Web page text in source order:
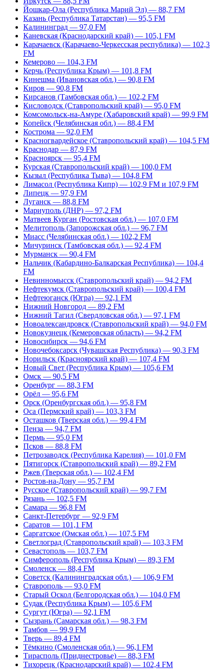
Йошкар-Ола (Республика Марий Эл) — 88,7 FM
Казань (Республика Татарстан) — 95,5 FM
Калининград — 97,0 FM
Каневская (Краснодарский край) — 105,1 FM
Карачаевск (Карачаево-Черкесская республика) — 102,3
FM
Кемерово — 104,3 FM
Керчь (Республика Крым) — 101,8 FM
Кинешма (Ивановская обл.) — 90,8 FM
Киров — 90,8 FM
Кирсанов (Тамбовская обл.) — 102,2 FM
Кисловодск (Ставропольский край) — 95,0 FM
Комсомольск-на-Амуре (Хабаровский край) — 99,9 FM
Копейск (Челябинская обл.) — 88,4 FM
Кострома — 92,0 FM
Красногвардейское (Ставропольский край) — 104,5 FM
Краснодар — 87,9 FM
Красноярск — 95,4 FM
Курская (Ставропольский край) — 100,0 FM
Кызыл (Республика Тыва) — 104,8 FM
Лимасол (Республика Кипр) — 102,9 FM и 107,9 FM
Липецк — 97,9 FM
Луганск — 88,8 FM
Мариуполь (ДНР) — 97,2 FM
Матвеев Курган (Ростовская обл.) — 107,0 FM
Мелитополь (Запорожская обл.) — 96,7 FM
Миасс (Челябинская обл.) — 102,2 FM
Мичуринск (Тамбовская обл.) — 92,4 FM
Мурманск — 90,4 FM
Нальчик (Кабардино-Балкарская Республика) — 104,4
FM
Невинномысск (Ставропольский край) — 94,2 FM
Нефтекумск (Ставропольский край) — 100,4 FM
Нефтеюганск (Югра) — 92,1 FM
Нижний Новгород — 89,2 FM
Нижний Тагил (Свердловская обл.) — 97,1 FM
Новоалександровск (Ставропольский край) — 94,0 FM
Новокузнецк (Кемеровская область) — 94,2 FM
Новосибирск — 94,6 FM
Новочебоксарск (Чувашская Республика) — 90,3 FM
Норильск (Красноярский край) — 107,4 FM
Новый Свет (Республика Крым) — 105,6 FM
Омск — 90,5 FM
Оренбург — 88,3 FM
Орёл — 95,6 FM
Орск (Оренбургская обл.) — 95,8 FM
Оса (Пермский край) — 103,3 FM
Осташков (Тверская обл.) — 99,4 FM
Пенза — 94,7 FM
Пермь — 95,0 FM
Псков — 88,8 FM
Петрозаводск (Республика Карелия) — 101,0 FM
Пятигорск (Ставропольский край) — 89,2 FM
Ржев (Тверская обл.) — 102,4 FM
Ростов-на-Дону — 95,7 FM
Русское (Ставропольский край) — 99,7 FM
Рязань — 102,5 FM
Самара — 96,8 FM
Санкт-Петербург — 92,9 FM
Саратов — 101,1 FM
Саргатское (Омская обл.) — 107,5 FM
Светлоград (Ставропольский край) — 103,3 FM
Севастополь — 103,7 FM
Симферополь (Республика Крым) — 89,3 FM
Смоленск — 88,4 FM
Советск (Калининградская обл.) — 106,9 FM
Ставрополь — 93,0 FM
Старый Оскол (Белгородская обл.) — 104,0 FM
Судак (Республика Крым) — 105,6 FM
Сургут (Югра) — 92,1 FM
Сызрань (Самарская обл.) — 98,3 FM
Тамбов — 99,9 FM
Тверь — 89,4 FM
Тёмкино (Смоленская обл.) — 96,1 FM
Тирасполь (Приднестровье) — 88,3 FM
Тихорецк (Краснодарский край) — 102,4 FM